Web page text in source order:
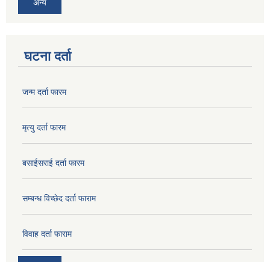
अन्य
घटना दर्ता
जन्म दर्ता फारम
मृत्यु दर्ता फारम
बसाईसराई दर्ता फारम
सम्बन्ध विच्छेद दर्ता फाराम
विवाह दर्ता फाराम